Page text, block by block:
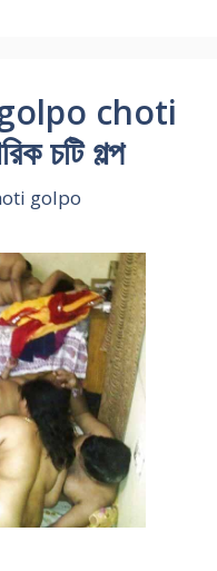
choti
চটি গল্প
golpo